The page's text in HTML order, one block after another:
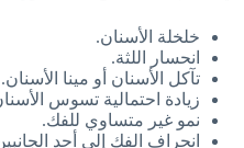
خلخلة الأسنان.
انحسار اللثة.
تآكل الأسنان أو مينا الأسنان.
زيادة احتمالية تسوس
نمو غير متساوي للفك.
انحراف الفك إلى أحد